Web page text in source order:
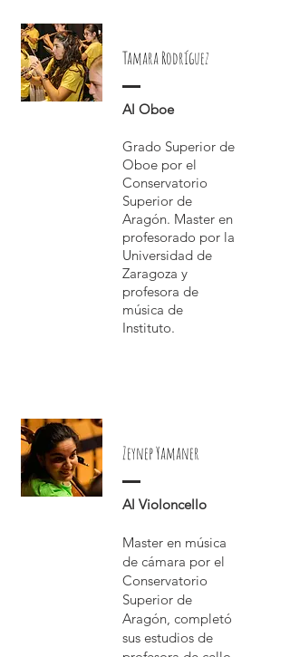
Tamara Rodríguez
Al Oboe
Grado Superior de
Oboe por el
Conservatorio
Superior de
Aragón. Master en
profesorado por la
Universidad de
Zaragoza y
profesora de
música de
Instituto.
Zeynep Yamaner
Al Violoncello
Master en música
de cámara por el
Conservatorio
Superior de
Aragón, completó
sus estudios de